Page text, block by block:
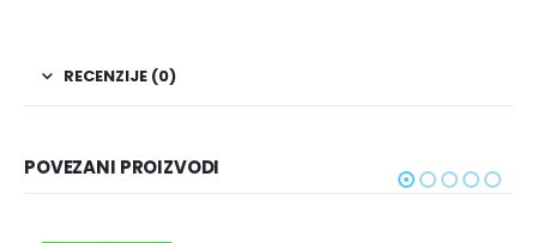
RECENZIJE (0)
POVEZANI PROIZVODI